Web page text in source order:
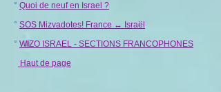
° Quoi de neuf en Israel ?
° SOS Mizvadotes! France ↔️ Israël
° WIZO ISRAEL - SECTIONS FRANCOPHONES
Haut de page